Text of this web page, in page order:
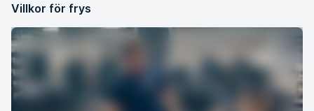
Villkor för frys